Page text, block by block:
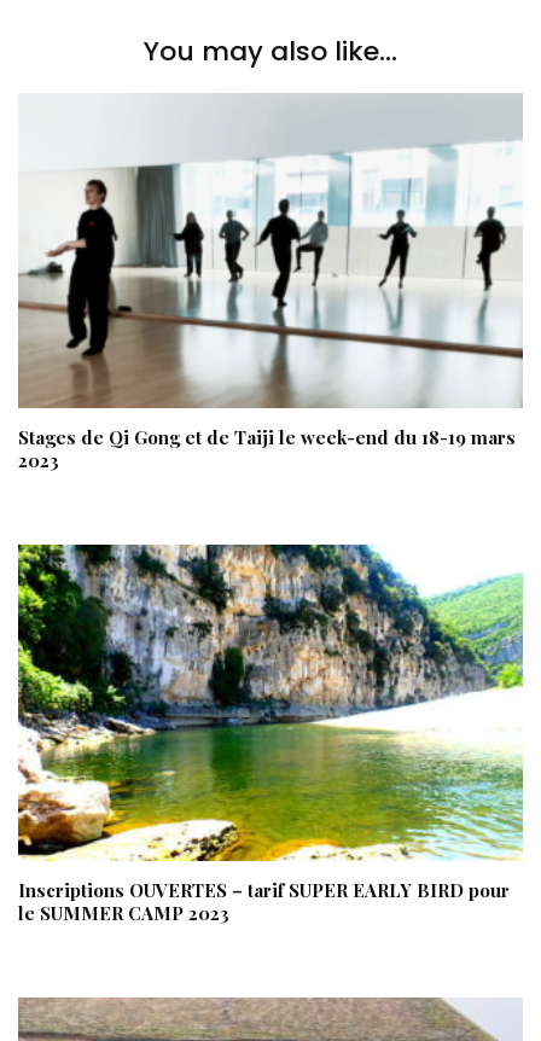
You may also like...
Stages de Qi Gong et de Taiji le week-end du 18-19 mars
2023
Inscriptions OUVERTES – tarif SUPER EARLY BIRD pour
le SUMMER CAMP 2023